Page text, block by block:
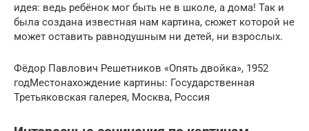
идея: ведь ребёнок мог быть не в школе, а дома! Так и
была создана известная нам картина, сюжет которой не
может оставить равнодушным ни детей, ни взрослых.
Фёдор Павлович Решетников «Опять двойка», 1952
годМестонахождение картины: Государственная
Третьяковская галерея, Москва, Россия